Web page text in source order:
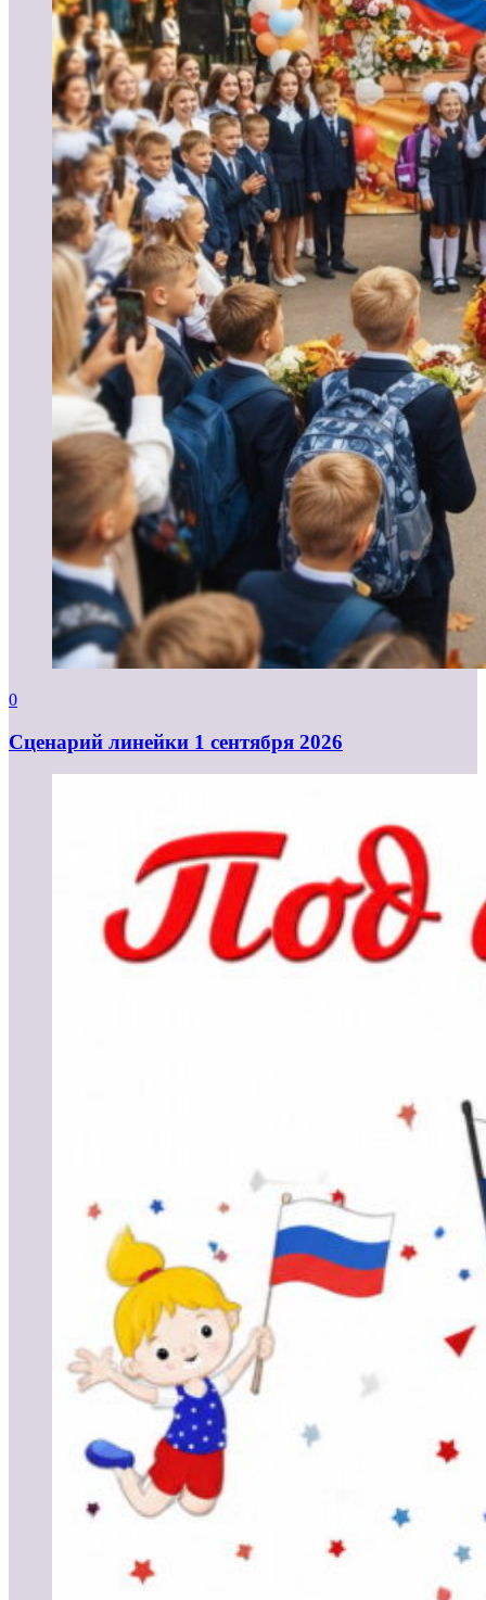
0
Cценарий линейки 1 сентября 2026